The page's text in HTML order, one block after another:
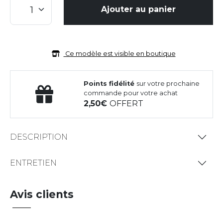
Ajouter au panier
Ce modèle est visible en boutique
Points fidélité sur votre prochaine
commande pour votre achat
2,50OFFERT
DESCRIPTION
ENTRETIEN
Avis clients